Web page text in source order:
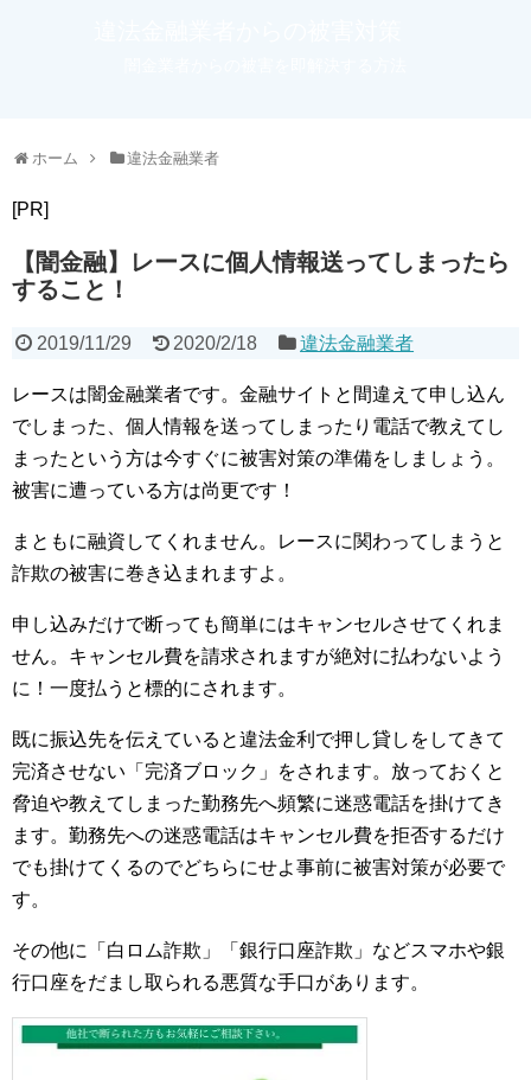
ホーム 違法金融業者
[PR]
【闇金融】レースに個人情報送ってしまったら
すること！
2019/11/29 2020/2/18 違法金融業者
レースは闇金融業者です。金融サイトと間違えて申し込ん
でしまった、個人情報を送ってしまったり電話で教えてし
まったという方は今すぐに被害対策の準備をしましょう。
被害に遭っている方は尚更です！
まともに融資してくれません。レースに関わってしまうと
詐欺の被害に巻き込まれますよ。
申し込みだけで断っても簡単にはキャンセルさせてくれま
せん。キャンセル費を請求されますが絶対に払わないよう
に！一度払うと標的にされます。
既に振込先を伝えていると違法金利で押し貸しをしてきて
完済させない「完済ブロック」をされます。放っておくと
脅迫や教えてしまった勤務先へ頻繁に迷惑電話を掛けてき
ます。勤務先への迷惑電話はキャンセル費を拒否するだけ
でも掛けてくるのでどちらにせよ事前に被害対策が必要で
す。
その他に「白ロム詐欺」「銀行口座詐欺」などスマホや銀
行口座をだまし取られる悪質な手口があります。